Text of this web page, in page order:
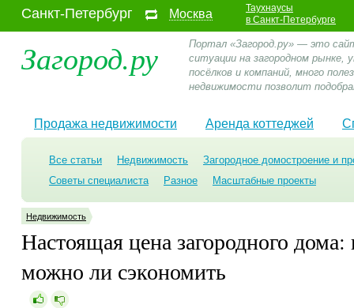
Санкт-Петербург Москва
Таухнаусы
в Санкт-Петербурге
Загород.ру
Портал «Загород.ру» — это
ситуации на загородном
посёлков и компаний, много
недвижимости позволит
Продажа недвижимости Аренда коттеджей
Все статьи Недвижимость
Загородное домостроение и
Советы специалиста
Разное Масштабные проекты
Недвижимость
Настоящая цена загородного
можно ли сэкономить